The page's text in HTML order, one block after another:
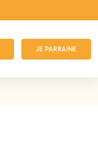
JE PARRAINE